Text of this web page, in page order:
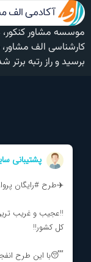
موسسه مشاور کنکور،
کارشناسی الف
برسید و راز رتبه برتر